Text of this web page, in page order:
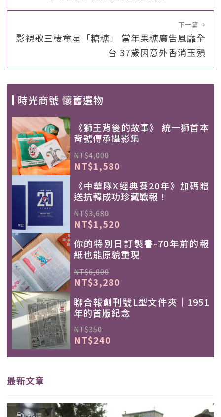
下一篇→
影視歌三棲童星「糖糖」 當年果糖廣告風靡全
台 37歲因意外香消玉殞
時光商號 懷舊選物
《獅王背後的故事》 統一獅首本
背號傳承攝影集
NT$4,000
NT$1,580
《中華隊X經典賽20年》加碼贈
送抗韓成功珍藏戰報！
NT$3,680
NT$1,520
你的特別日訂製書-70年前的報
紙也能原貌重現
NT$6,000
NT$3,280
聯合報創刊號L型文件夾｜1951
年的首版紀念
NT$350
NT$240
最新文章